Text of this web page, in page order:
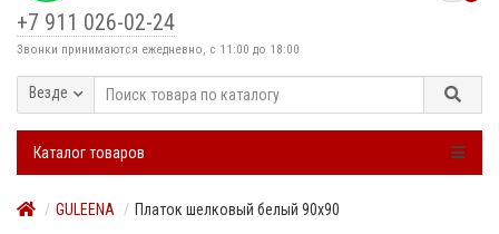
+7 911 026-02-24
Звонки принимаются ежедневно, с 11:00 до 18:00
Везде
Каталог товаров
GULEENA Платок шелковый белый 90х90